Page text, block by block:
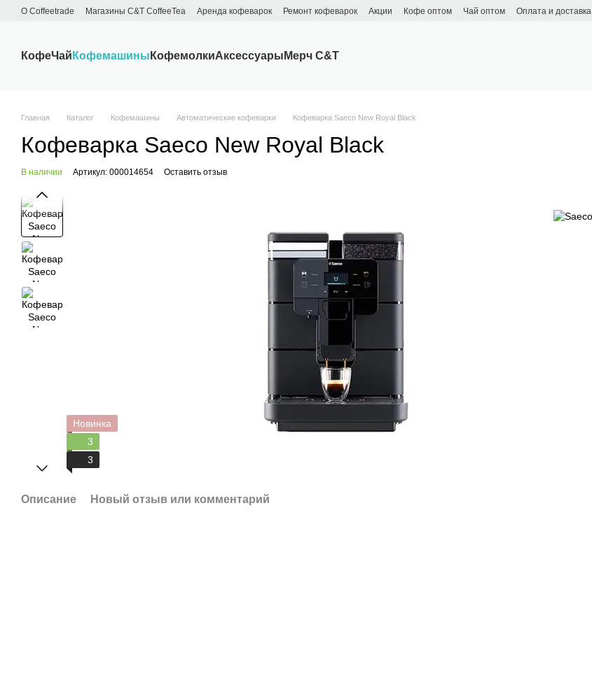
Перейти к основному контенту
О Сoffeetrade Магазины C&T CoffeeTea Аренда кофеварок Ремонт кофеварок Акции Кофе оптом Чай оптом Оплата и доставка
КофеЧай Кофемашины КофемолкиАксессуары Мерч C&T
Главная Каталог Кофемашины Автоматические кофеварки Кофеварка Saeco New Royal Black
Кофеварка Saeco New Royal Black
В наличии Артикул: 000014654 Оставить отзыв
Новинка
3
3
Описание Новый отзыв или комментарий